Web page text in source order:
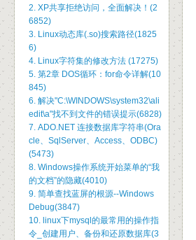
2. XP共享拒绝访问，全面解决！(2
6852)
3. Linux动态库(.so)搜索路径(1825
6)
4. Linux字符集的修改方法 (17275)
5. 第2章 DOS循环：for命令详解(10
845)
6. 解决"C:\WINDOWS\system32\ali
edit\a"找不到文件的错误提示(6828)
7. ADO.NET 连接数据库字符串(Ora
cle、SqlServer、Access、ODBC)
(5473)
8. Windows操作系统开始菜单的“我
的文档”的隐藏(4010)
9. 简单查找蓝屏的根源--Windows
Debug(3847)
10. linux下mysql的最常用的操作指
令_创建用户、备份和还原数据库(3